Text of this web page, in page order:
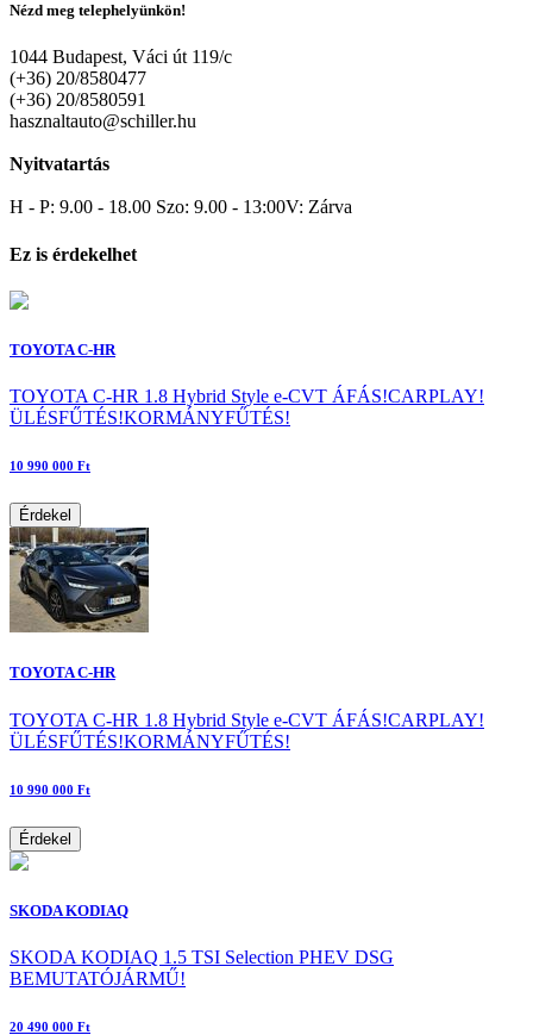
Nézd meg telephelyünkön!
1044 Budapest, Váci út 119/c
(+36) 20/8580477
(+36) 20/8580591
hasznaltauto@schiller.hu
Nyitvatartás
H - P: 9.00 - 18.00 Szo: 9.00 - 13:00V: Zárva
Ez is érdekelhet
TOYOTA C-HR
TOYOTA C-HR 1.8 Hybrid Style e-CVT ÁFÁS!CARPLAY!
ÜLÉSFŰTÉS!KORMÁNYFŰTÉS!
10 990 000 Ft
Érdekel
TOYOTA C-HR
TOYOTA C-HR 1.8 Hybrid Style e-CVT ÁFÁS!CARPLAY!
ÜLÉSFŰTÉS!KORMÁNYFŰTÉS!
10 990 000 Ft
Érdekel
SKODA KODIAQ
SKODA KODIAQ 1.5 TSI Selection PHEV DSG
BEMUTATÓJÁRMŰ!
20 490 000 Ft